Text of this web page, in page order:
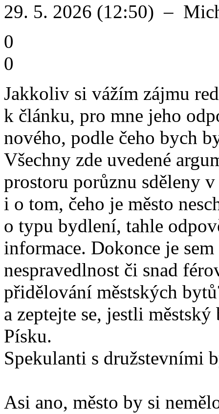
29. 5. 2026 (12:50) –
0
0
Jakkoliv si vážím zájmu
k článku, pro mne jeho
nového, podle čeho bych
Všechny zde uvedené
prostoru porůznu sděleny
i o tom, čeho je město
o typu bydlení, tahle
informace. Dokonce je
nespravedlnost či snad
přidělování městských
a zeptejte se, jestli
Písku.
Spekulanti s družstevními
Asi ano, město by si